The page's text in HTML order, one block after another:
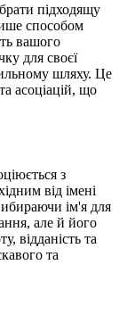
підходящу
способом
вашого
для своєї
шляху. Це
асоціацій, що
з
від імені
ім'я для
але й його
відданість та
та